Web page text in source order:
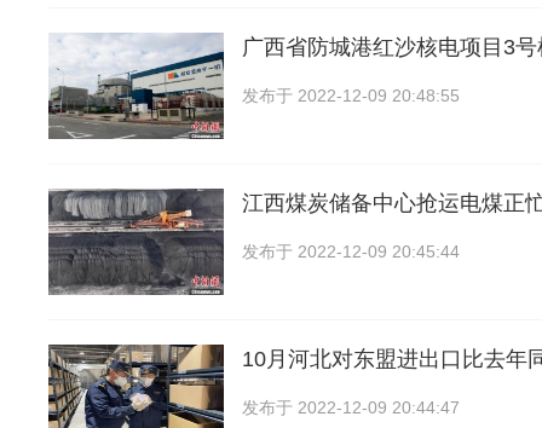
广西省防城港红沙核电项目3
发布于 2022-12-09 20:48:55
江西煤炭储备中心抢运电煤正
发布于 2022-12-09 20:45:44
10月河北对东盟进出口比去年
发布于 2022-12-09 20:44:47